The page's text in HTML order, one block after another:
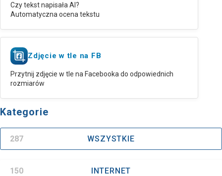
Czy tekst napisała AI?
Automatyczna ocena tekstu
Zdjęcie w tle na FB
Przytnij zdjęcie w tle na Facebooka do odpowiednich
rozmiarów
Kategorie
WSZYSTKIE
287
INTERNET
150